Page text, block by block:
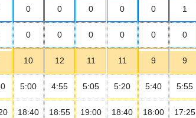
0 0 0 0 0 1
0 0 0 0 0 0
10 12 11 11 9 9
5:00 4:55 5:05 5:20 5:40 5:55
18:40 18:55 19:00 18:40 18:00 17:25